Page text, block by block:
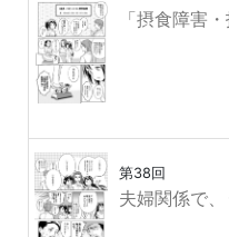
「摂食障害
第38回
夫婦関係で